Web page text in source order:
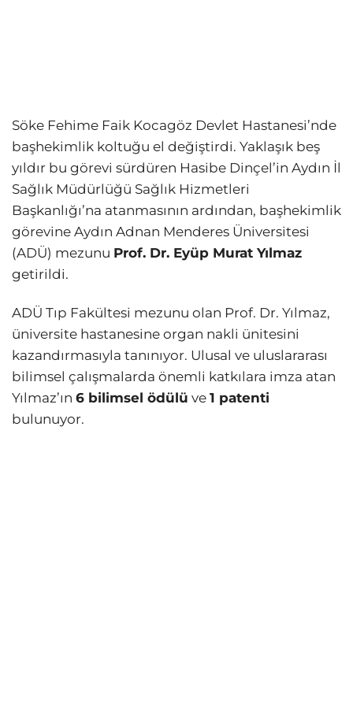
Söke Fehime Faik Kocagöz Devlet Hastanesi’nde
başhekimlik koltuğu el değiştirdi. Yaklaşık beş
yıldır bu görevi sürdüren Hasibe Dinçel’in Aydın İl
Sağlık Müdürlüğü Sağlık Hizmetleri
Başkanlığı’na atanmasının ardından, başhekimlik
görevine Aydın Adnan Menderes Üniversitesi
(ADÜ) mezunu Prof. Dr. Eyüp Murat Yılmaz
getirildi.
ADÜ Tıp Fakültesi mezunu olan Prof. Dr. Yılmaz,
üniversite hastanesine organ nakli ünitesini
kazandırmasıyla tanınıyor. Ulusal ve uluslararası
bilimsel çalışmalarda önemli katkılara imza atan
Yılmaz’ın 6 bilimsel ödülü ve 1 patenti
bulunuyor.